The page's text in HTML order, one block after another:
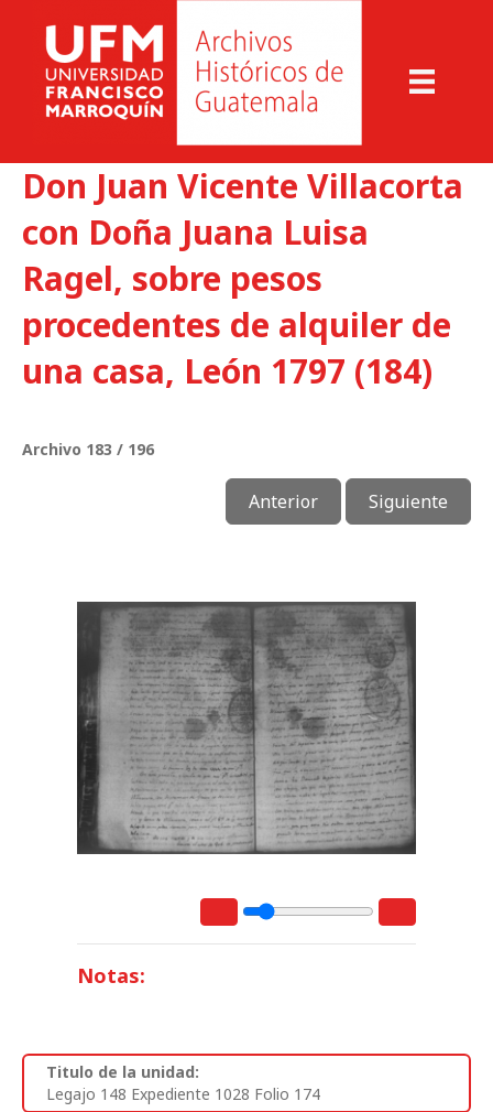
Don Juan Vicente Villacorta
con Doña Juana Luisa
Ragel, sobre pesos
procedentes de alquiler de
una casa, León 1797 (184)
Archivo 183 / 196
Anterior Siguiente
Notas:
Titulo de la unidad:
Legajo 148 Expediente 1028 Folio 174